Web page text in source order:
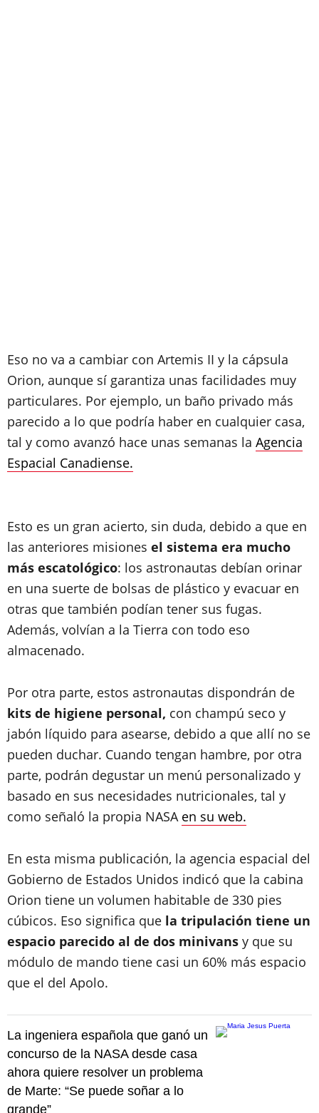
Eso no va a cambiar con Artemis II y la cápsula
Orion, aunque sí garantiza unas facilidades muy
particulares. Por ejemplo, un baño privado más
parecido a lo que podría haber en cualquier casa,
tal y como avanzó hace unas semanas la Agencia
Espacial Canadiense.
Esto es un gran acierto, sin duda, debido a que en
las anteriores misiones el sistema era mucho
más escatológico: los astronautas debían orinar
en una suerte de bolsas de plástico y evacuar en
otras que también podían tener sus fugas.
Además, volvían a la Tierra con todo eso
almacenado.
Por otra parte, estos astronautas dispondrán de
kits de higiene personal, con champú seco y
jabón líquido para asearse, debido a que allí no se
pueden duchar. Cuando tengan hambre, por otra
parte, podrán degustar un menú personalizado y
basado en sus necesidades nutricionales, tal y
como señaló la propia NASA en su web.
En esta misma publicación, la agencia espacial del
Gobierno de Estados Unidos indicó que la cabina
Orion tiene un volumen habitable de 330 pies
cúbicos. Eso significa que la tripulación tiene un
espacio parecido al de dos minivans y que su
módulo de mando tiene casi un 60% más espacio
que el del Apolo.
La ingeniera española que ganó un
concurso de la NASA desde casa
ahora quiere resolver un problema
de Marte: “Se puede soñar a lo
grande”